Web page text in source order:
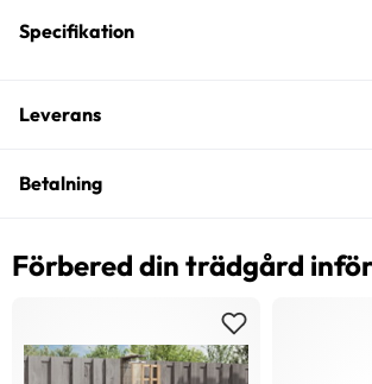
Specifikation
Leverans
Betalning
Förbered din trädgård